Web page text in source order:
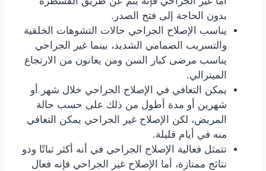
بدون الحاجة إلى فتح الصدر.
يناسب الإصلاح الجراحي حالات التشوهات الخلقية
والتسريب الصمامي الشديد، بينما غير الجراحي
يناسب مرضى كبار السن ومن يعانون من الارتجاع
الميترالي.
يمكن التعافي في الإصلاح الجراحي خلال شهر أو
شهرين أو مدة أطول من ذلك على حسب حالة
المريض، لكن الإصلاح غير الجراحي يمكن التعافي
منه في أيام قليلة.
تتمثل فعالية الإصلاح الجراحي في أنه أكثر ثباتًا وذو
نتائج ممتازة، أما الإصلاح غير الجراحي فإنه فعال